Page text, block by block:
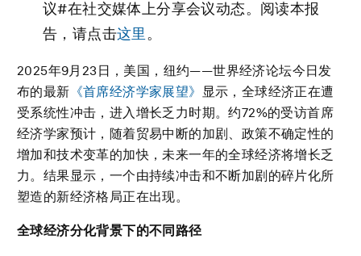
议#在社交媒体上分享会议动态。阅读本报
告，请点击这里 。
2025年9月23日，美国，纽约——世界经济论坛今日发
布的最新 《首席经济学家展望》
显示，全球经济正在遭
受系统性冲击，进入增长乏力时期。约72%的受访首席
经济学家预计，随着贸易中断的加剧、政策不确定性的
增加和技术变革的加快，未来一年的全球经济将增长乏
力。结果显示，一个由持续冲击和不断加剧的碎片化所
塑造的新经济格局正在出现。
全球经济分化背景下的不同路径